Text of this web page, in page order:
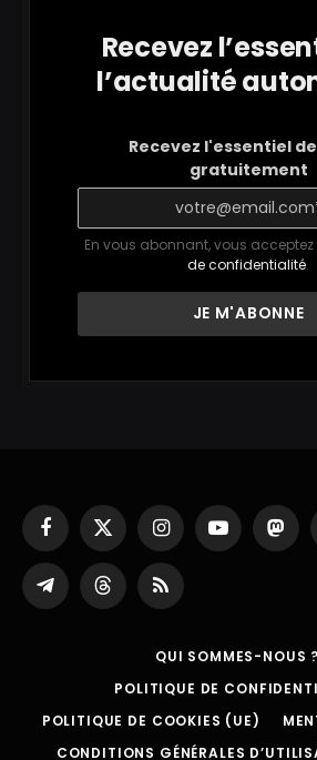
Recevez
l’actualité
Recevez l'essentiel
gratuitement
En vous abonnant, vous acceptez
de confidentialité.
Facebook
X
(Twitter)
InstagramYouTube
Partager
sur
ThreadsRSS
QUI SOMMES-NOUS ?
POLITIQUE DE
POLITIQUE DE COOKIES (UE)
CONDITIONS GÉNÉRALES